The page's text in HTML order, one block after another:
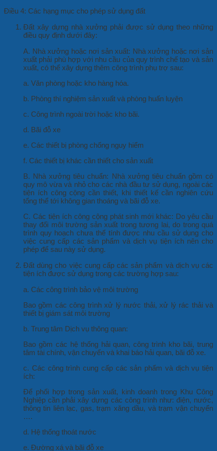
Điều 4: Các hạng mục cho phép sử dụng đất
Đất xây dựng nhà xưởng phải được sử dụng theo những
điều quy định dưới đây:
A. Nhà xưởng hoặc nơi sản xuất: Nhà xưởng hoặc nơi sản
xuất phải phù hợp với nhu cầu của quy trình chế tạo và sản
xuất, có thể xây dựng thêm công trình phụ trợ sau:
a. Văn phòng hoặc kho hàng hóa.
b. Phòng thí nghiệm sản xuất và phòng huấn luyện
c. Công trình ngoài trời hoặc kho bãi.
d. Bãi đỗ xe
e. Các thiết bị phòng chống nguy hiểm
f. Các thiết bị khác cần thiết cho sản xuất
B. Nhà xưởng tiêu chuẩn: Nhà xưởng tiêu chuẩn gồm có
quy mô vừa và nhỏ cho các nhà đầu tư sử dụng, ngoài các
tiện ích công cộng cần thiết, khi thiết kế cần nghiên cứu
tổng thể tới không gian thoáng và bãi đỗ xe.
C. Các tiện ích công cộng phát sinh mới khác: Do yêu cầu
thay đổi môi trường sản xuất trong tương lai, do trong quá
trình quy hoạch chưa thể tính được nhu cầu sử dụng cho
việc cung cấp các sản phẩm và dịch vụ tiện ích nên cho
phép để sau này sử dụng.
Đất dùng cho việc cung cấp các sản phẩm và dịch vụ các
tiện ích được sử dụng trong các trường hợp sau:
a. Các công trình bảo vệ môi trường
Bao gồm các công trình xử lý nước thải, xử lý rác thải và
thiết bị giám sát môi trường
b. Trung tâm Dịch vụ thông quan:
Bao gồm các hệ thống hải quan, công trình kho bãi, trung
tâm tài chính, vận chuyển và khai báo hải quan, bãi đỗ xe.
c. Các công trình cung cấp các sản phẩm và dịch vụ tiện
ích:
Để phối hợp trong sản xuất, kinh doanh trong Khu Công
Nghiệp cần phải xây dựng các công trình như: điện, nước,
thông tin liên lạc, gas, trạm xăng dầu, và trạm vận chuyển
….
d. Hệ thống thoát nước
e. Đường xá và bãi đỗ xe